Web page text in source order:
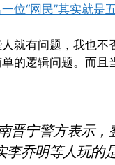
位“网民”其实就是
就有问题，我也不
的逻辑问题。而
晋宁警方表示
乔明等人玩的